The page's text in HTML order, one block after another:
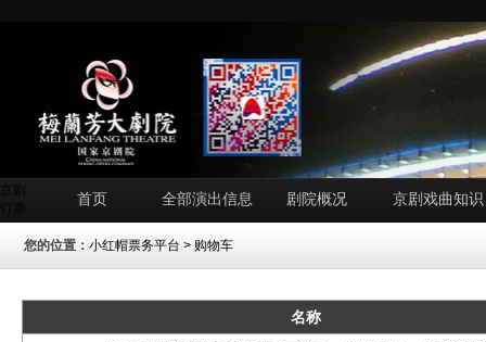
首页 全部演出信息 剧院概况 京剧戏曲知识
您的位置： 小红帽票务平台 > 购物车
名称